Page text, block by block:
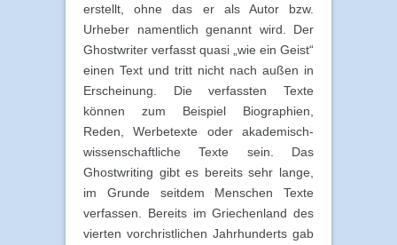
erstellt, ohne das er als Autor bzw.
Urheber namentlich genannt wird. Der
Ghostwriter verfasst quasi „wie ein Geist“
einen Text und tritt nicht nach außen in
Erscheinung. Die verfassten Texte
können zum Beispiel Biographien,
Reden, Werbetexte oder akademisch-
wissenschaftliche Texte sein. Das
Ghostwriting gibt es bereits sehr lange,
im Grunde seitdem Menschen Texte
verfassen. Bereits im Griechenland des
vierten vorchristlichen Jahrhunderts gab